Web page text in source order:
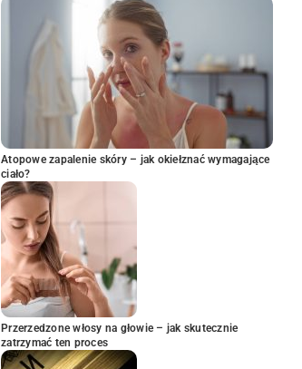
Atopowe zapalenie skóry – jak okiełznać wymagające
ciało?
Przerzedzone włosy na głowie – jak skutecznie
zatrzymać ten proces